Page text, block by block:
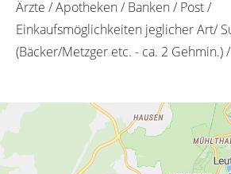
Ärzte / Apotheken / Banken / Post /
Einkaufsmöglichkeiten jeglicher Art/
(Bäcker/Metzger etc. - ca. 2